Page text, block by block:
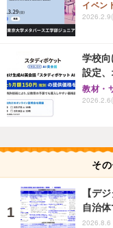
イベン
学校
設定、
教材・
そ
【デ
自治
2026.8.6